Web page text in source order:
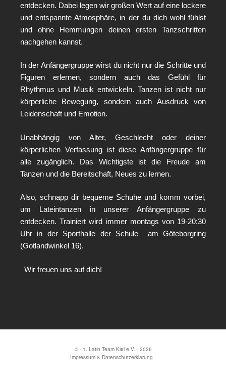
entdecken. Dabei legen wir großen Wert auf eine lockere
und entspannte Atmosphäre, in der du dich wohl fühlst
und ohne Hemmungen deinen ersten Tanzschritten
nachgehen kannst.
In der Anfängergruppe wirst du nicht nur die Schritte und
Figuren erlernen, sondern auch das Gefühl für
Rhythmus und Musik entwickeln. Tanzen ist nicht nur
körperliche Bewegung, sondern auch Ausdruck von
Leidenschaft und Emotion.
Unabhängig von Alter, Geschlecht oder deiner
körperlichen Verfassung ist diese Anfängergruppe für
alle zugänglich. Das Wichtigste ist die Freude am
Tanzen und die Bereitschaft, Neues zu lernen.
Also, schnapp dir bequeme Schuhe und komm vorbei,
um Lateintanzen in unserer Anfängergruppe zu
entdecken. Trainiert wird immer montags von 19-20:30
Uhr in der Sporthalle der Schule am Göteborgring
(Gotlandwinkel 16).
Wir freuen uns auf dich!
© - 1. Latin Team Kiel e.V. - 2026
Impressum & Datenschutzerklärung